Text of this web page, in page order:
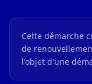
Cette démarche
de
l'objet d'une